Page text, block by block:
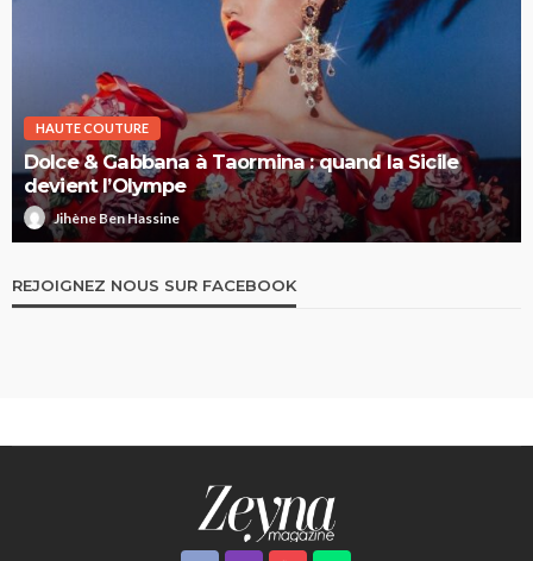
HAUTE COUTURE
Dolce & Gabbana à Taormina : quand la Sicile
devient l’Olympe
Jihène Ben Hassine
REJOIGNEZ NOUS SUR FACEBOOK